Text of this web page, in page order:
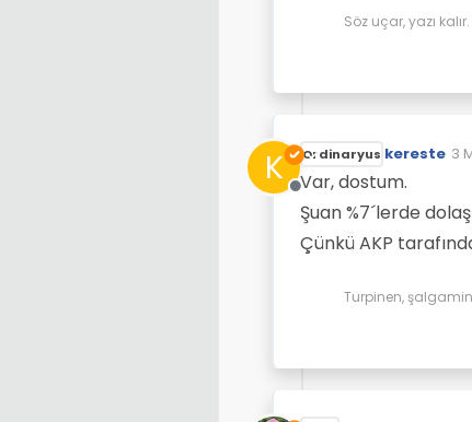
Söz uçar, yazı
K
Çevrimdışı
Ordinaryus kereste 3
Var, dostum.
Şuan %7´lerde
Çünkü AKP
Turpinen,